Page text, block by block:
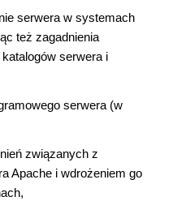
serwera w systemach
też zagadnienia
serwera i
serwera (w
związanych z
Apache i wdrożeniem go